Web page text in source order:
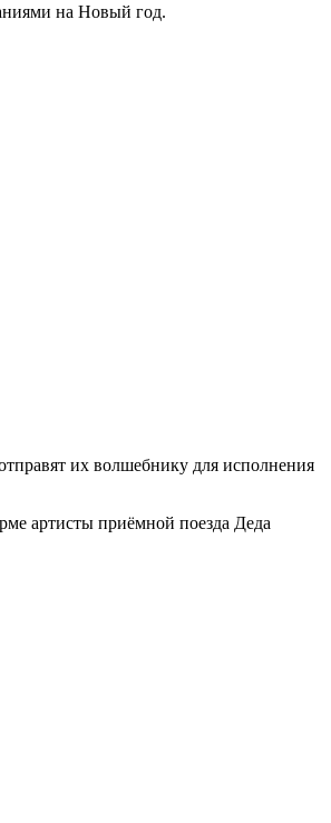
на Новый год.
их волшебнику для исполнения
артисты приёмной поезда Деда